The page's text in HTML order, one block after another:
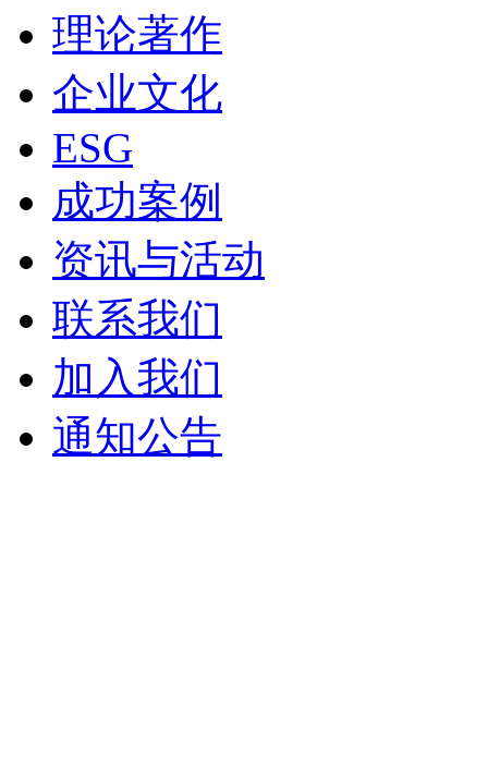
理论著作
企业文化
ESG
成功案例
资讯与活动
联系我们
加入我们
通知公告